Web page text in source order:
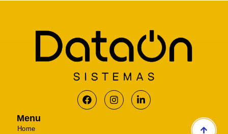
Menu
Home